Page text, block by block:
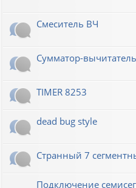
Смеситель ВЧ
Сумматор-вычитатель
TIMER 8253
dead bug style
Странный 7
Подключение